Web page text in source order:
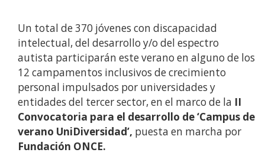
Un total de 370 jóvenes con discapacidad
intelectual, del desarrollo y/o del espectro
autista participarán este verano en alguno de los
12 campamentos inclusivos de crecimiento
personal impulsados por universidades y
entidades del tercer sector, en el marco de la II
Convocatoria para el desarrollo de ‘Campus de
verano UniDiversidad’, puesta en marcha por
Fundación ONCE.